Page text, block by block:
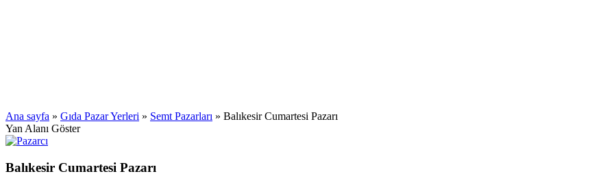
Ana sayfa » Gıda Pazar Yerleri » Semt Pazarları » Balıkesir Cumartesi Pazarı
Yan Alanı Göster
Balıkesir Cumartesi Pazarı